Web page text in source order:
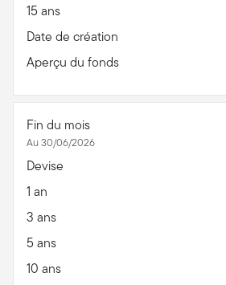
15 ans
Date de création
Aperçu du fonds
Fin du mois
Au 30/06/2026
Devise
1 an
3 ans
5 ans
10 ans